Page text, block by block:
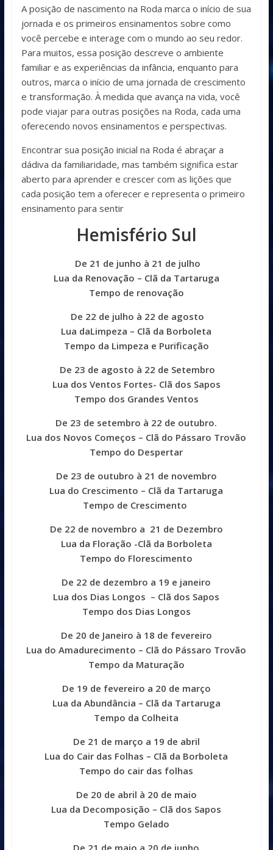
A posição de nascimento na Roda marca o início de sua
jornada e os primeiros ensinamentos sobre como
você percebe e interage com o mundo ao seu redor.
Para muitos, essa posição descreve o ambiente
familiar e as experiências da infância, enquanto para
outros, marca o início de uma jornada de crescimento
e transformação. À medida que avança na vida, você
pode viajar para outras posições na Roda, cada uma
oferecendo novos ensinamentos e perspectivas.
Encontrar sua posição inicial na Roda é abraçar a
dádiva da familiaridade, mas também significa estar
aberto para aprender e crescer com as lições que
cada posição tem a oferecer e representa o primeiro
ensinamento para sentir
Hemisfério Sul
De 21 de junho à 21 de julho
Lua da Renovação – Clã da Tartaruga
Tempo de renovação
De 22 de julho à 22 de agosto
Lua daLimpeza – Clã da Borboleta
Tempo da Limpeza e Purificação
De 23 de agosto à 22 de Setembro
Lua dos Ventos Fortes- Clã dos Sapos
Tempo dos Grandes Ventos
De 23 de setembro à 22 de outubro.
Lua dos Novos Começos – Clã do Pássaro Trovão
Tempo do Despertar
De 23 de outubro à 21 de novembro
Lua do Crescimento – Clã da Tartaruga
Tempo de Crescimento
De 22 de novembro a 21 de Dezembro
Lua da Floração -Clã da Borboleta
Tempo do Florescimento
De 22 de dezembro a 19 e janeiro
Lua dos Dias Longos – Clã dos Sapos
Tempo dos Dias Longos
De 20 de Janeiro à 18 de fevereiro
Lua do Amadurecimento – Clã do Pássaro Trovão
Tempo da Maturação
De 19 de fevereiro a 20 de março
Lua da Abundância – Clã da Tartaruga
Tempo da Colheita
De 21 de março a 19 de abril
Lua do Cair das Folhas – Clã da Borboleta
Tempo do cair das folhas
De 20 de abril à 20 de maio
Lua da Decomposição – Clã dos Sapos
Tempo Gelado
De 21 de maio a 20 de junho